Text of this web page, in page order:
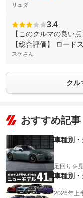
リュダ
3.4
【このクルマの良い
【総合評価】 ロード
スケさん
クル
おすすめ記事
車種別
足回りを
車種別
2026年上